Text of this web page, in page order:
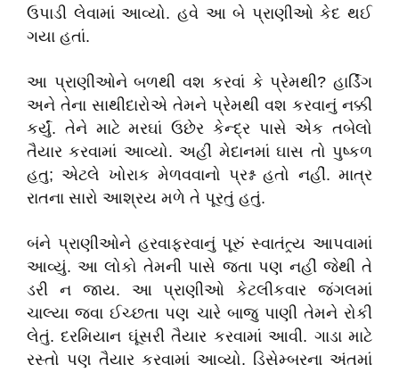
ઉપાડી લેવામાં આવ્યો. હવે આ બે પ્રાણીઓ કેદ થઈ
ગયા હતાં.
આ પ્રાણીઓને બળથી વશ કરવાં કે પ્રેમથી? હાર્ડિંગ
અને તેના સાથીદારોએ તેમને પ્રેમથી વશ કરવાનું નક્કી
કર્યું. તેને માટે મરઘાં ઉછેર કેન્દ્ર પાસે એક તબેલો
તૈયાર કરવામાં આવ્યો. અહીં મેદાનમાં ઘાસ તો પુષ્કળ
હતુ; એટલે ખોરાક મેળવવાનો પ્રશ્ન હતો નહીં. માત્ર
રાતના સારો આશ્રય મળે તે પૂરતું હતું.
બંને પ્રાણીઓને હરવાફરવાનું પૂરું સ્વાતંત્ર્ય આપવામાં
આવ્યું. આ લોકો તેમની પાસે જતા પણ નહીં જેથી તે
ડરી ન જાય. આ પ્રાણીઓ કેટલીકવાર જંગલમાં
ચાલ્યા જવા ઈચ્છતા પણ ચારે બાજુ પાણી તેમને રોકી
લેતું. દરમિયાન ઘૂંસરી તૈયાર કરવામાં આવી. ગાડા માટે
રસ્તો પણ તૈયાર કરવામાં આવ્યો. ડિસેમ્બરના અંતમાં